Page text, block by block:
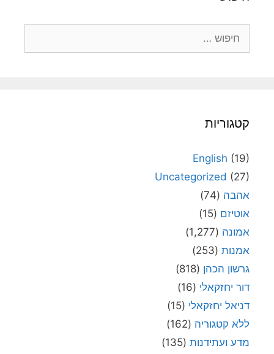
קטגוריות
English (19)
Uncategorized (27)
אהבה (74)
אוטיזם (15)
אמונה (1,277)
אמנות (253)
גרשון הכהן (818)
דור יחזקאלי (16)
דניאל יחזקאלי (15)
ללא קטגוריה (162)
מדע ועתידנות (135)